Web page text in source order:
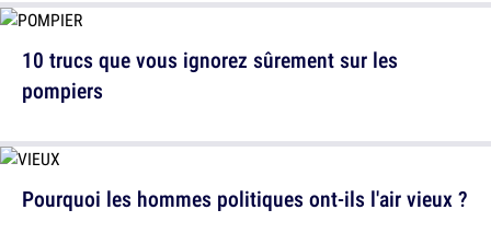
10 trucs que vous ignorez sûrement sur les
pompiers
Pourquoi les hommes politiques ont-ils l'air vieux ?